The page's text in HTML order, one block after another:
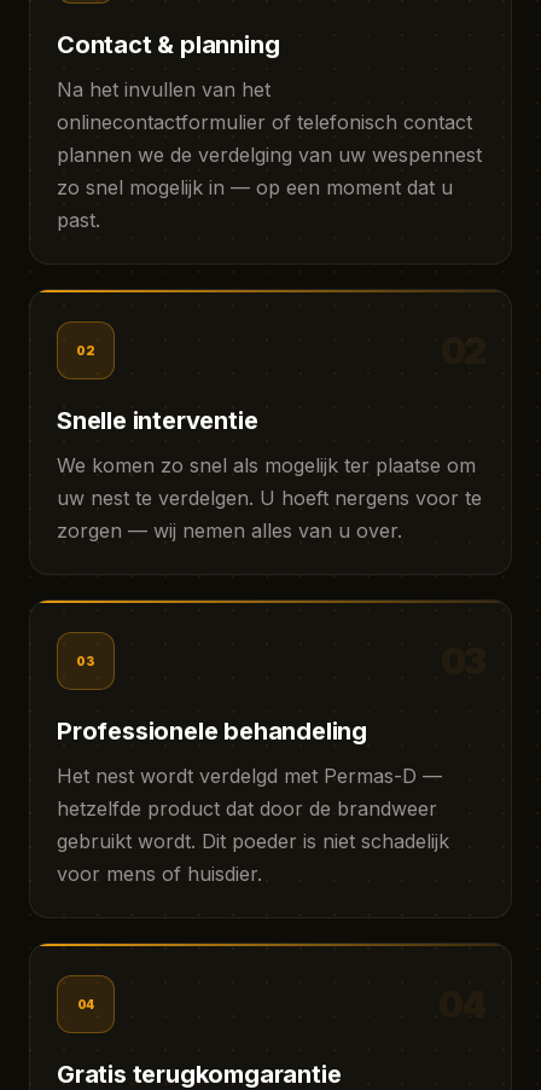
Contact & planning
Na het invullen van het
onlinecontactformulier of telefonisch contact
plannen we de verdelging van uw wespennest
zo snel mogelijk in — op een moment dat u
past.
02 02
Snelle interventie
We komen zo snel als mogelijk ter plaatse om
uw nest te verdelgen. U hoeft nergens voor te
zorgen — wij nemen alles van u over.
03
Professionele behandeling
Het nest wordt verdelgd met Permas-D —
hetzelfde product dat door de brandweer
gebruikt wordt. Dit poeder is niet schadelijk
voor mens of huisdier.
04
Gratis terugkomgarantie